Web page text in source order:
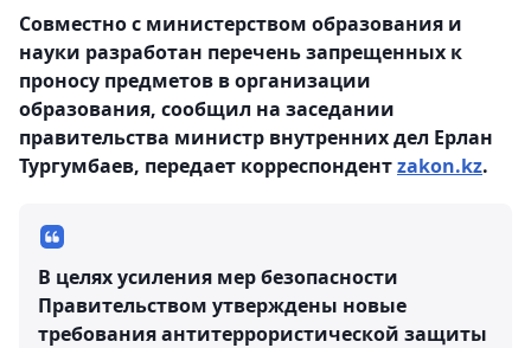
Совместно с министерством образования и
науки разработан перечень запрещенных к
проносу предметов в организации
образования, сообщил на заседании
правительства министр внутренних дел Ерлан
Тургумбаев, передает корреспондентzakon.kz.
В целях усиления мер безопасности
Правительством утверждены новые
требования антитеррористической защиты